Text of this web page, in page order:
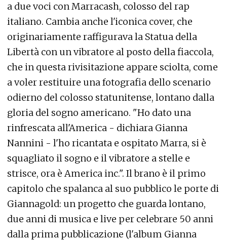
a due voci con Marracash, colosso del rap
italiano. Cambia anche l'iconica cover, che
originariamente raffigurava la Statua della
Libertà con un vibratore al posto della fiaccola,
che in questa rivisitazione appare sciolta, come
a voler restituire una fotografia dello scenario
odierno del colosso statunitense, lontano dalla
gloria del sogno americano. "Ho dato una
rinfrescata all'America - dichiara Gianna
Nannini - l'ho ricantata e ospitato Marra, si è
squagliato il sogno e il vibratore a stelle e
strisce, ora è America inc.". Il brano è il primo
capitolo che spalanca al suo pubblico le porte di
Giannagold: un progetto che guarda lontano,
due anni di musica e live per celebrare 50 anni
dalla prima pubblicazione (l'album Gianna